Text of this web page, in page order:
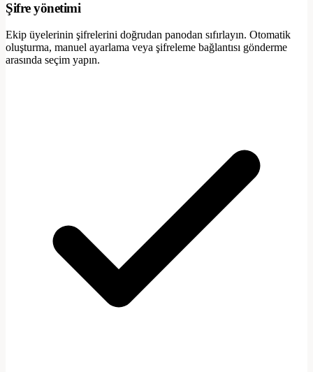
Şifre yönetimi
Ekip üyelerinin şifrelerini doğrudan panodan sıfırlayın. Otomatik
oluşturma, manuel ayarlama veya şifreleme bağlantısı gönderme
arasında seçim yapın.